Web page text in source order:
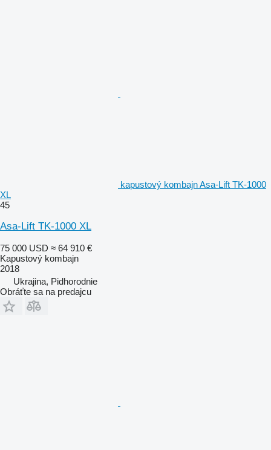
kapustový kombajn Asa-Lift TK-1000
XL
45
Asa-Lift TK-1000 XL
75 000 USD ≈ 64 910 €
Kapustový kombajn
2018
Ukrajina, Pidhorodnie
Obráťte sa na predajcu